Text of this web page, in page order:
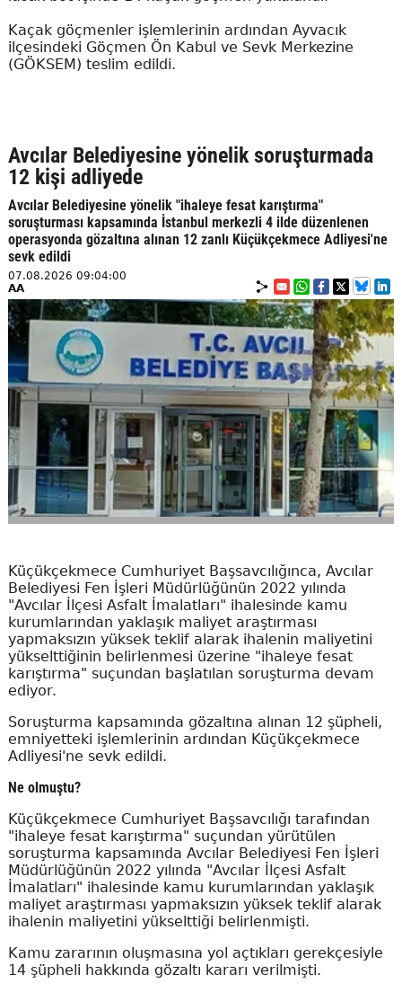
Kaçak göçmenler işlemlerinin ardından Ayvacık
ilçesindeki Göçmen Ön Kabul ve Sevk Merkezine
(GÖKSEM) teslim edildi.
Avcılar Belediyesine yönelik soruşturmada
12 kişi adliyede
Avcılar Belediyesine yönelik "ihaleye fesat karıştırma"
soruşturması kapsamında İstanbul merkezli 4 ilde düzenlenen
operasyonda gözaltına alınan 12 zanlı Küçükçekmece Adliyesi'ne
sevk edildi
07.08.2026 09:04:00
AA
Küçükçekmece Cumhuriyet Başsavcılığınca, Avcılar
Belediyesi Fen İşleri Müdürlüğünün 2022 yılında
"Avcılar İlçesi Asfalt İmalatları" ihalesinde kamu
kurumlarından yaklaşık maliyet araştırması
yapmaksızın yüksek teklif alarak ihalenin maliyetini
yükselttiğinin belirlenmesi üzerine "ihaleye fesat
karıştırma" suçundan başlatılan soruşturma devam
ediyor.
Soruşturma kapsamında gözaltına alınan 12 şüpheli,
emniyetteki işlemlerinin ardından Küçükçekmece
Adliyesi'ne sevk edildi.
Ne olmuştu?
Küçükçekmece Cumhuriyet Başsavcılığı tarafından
"ihaleye fesat karıştırma" suçundan yürütülen
soruşturma kapsamında Avcılar Belediyesi Fen İşleri
Müdürlüğünün 2022 yılında "Avcılar İlçesi Asfalt
İmalatları" ihalesinde kamu kurumlarından yaklaşık
maliyet araştırması yapmaksızın yüksek teklif alarak
ihalenin maliyetini yükselttiği belirlenmişti.
Kamu zararının oluşmasına yol açtıkları gerekçesiyle
14 şüpheli hakkında gözaltı kararı verilmişti.